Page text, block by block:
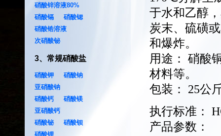
硝酸锌溶液80%
硝酸镉
硝酸锶
硝酸锆溶液
次硝酸铋
3、 常规硝酸盐
硝酸钾
硝酸钠
亚硝酸钠
硝酸钙
硝酸镁
亚硝酸钙
硝酸铋
硝酸钡
硝酸锂
于水和乙醇
炭末、硫磺
和爆炸。
用途： 硝酸
材料等。
包装： 25公
执行标准：
产品参数：